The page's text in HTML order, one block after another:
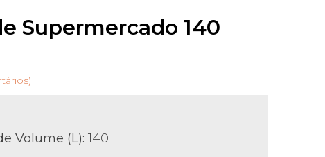
Supermercado 140
Volume (L): 140